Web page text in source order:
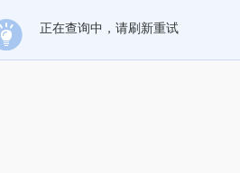
正在查询中，请刷新重试